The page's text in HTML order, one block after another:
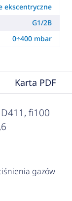
ekscentryczne
G1/2B
0÷400 mbar
Karta PDF
fi100
gazów